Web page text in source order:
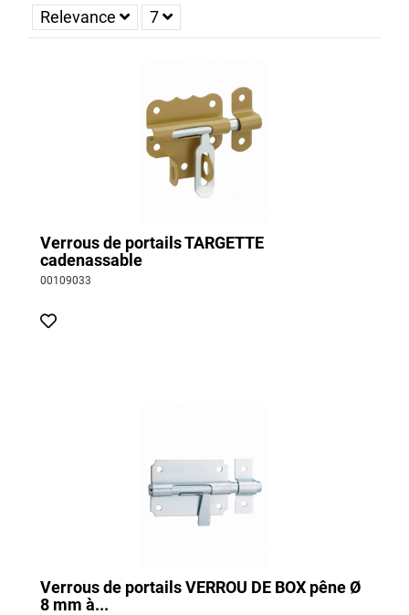
jardin, vous pouvez
cadenasser votre
verrouillage du dispositif. Ces systèmes sontadaptés à une
Faciles et rapides installer, les
verrous de portail se vissent
simplement sur un support adapté à l'aide de 4 à 6 vis
Relevance 7
Verrous de portails TARGETTE
cadenassable
00109033
Verrous de portails VERROU DE BOX pêne Ø
8 mm à...